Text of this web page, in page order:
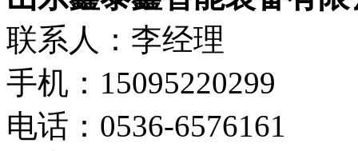
联系人：李经理
手机：15095220299
电话：0536-6576161